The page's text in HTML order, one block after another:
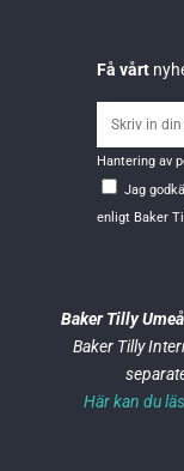
Få vårt
din
e-
post
Hantering av
Jag
enligt Baker
Baker Tilly
Baker Tilly
Här kan du